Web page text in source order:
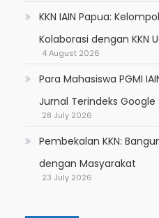
KKN IAIN Papua:
Kolaborasi dengan KKN
4 August 2026
Para Mahasiswa PGMI
Jurnal Terindeks Google
28 July 2026
Pembekalan KKN:
dengan Masyarakat
23 July 2026